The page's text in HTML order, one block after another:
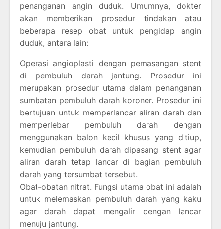
penanganan angin duduk. Umumnya, dokter
akan memberikan prosedur tindakan atau
beberapa resep obat untuk pengidap angin
duduk, antara lain:
Operasi angioplasti dengan pemasangan stent
di pembuluh darah jantung. Prosedur ini
merupakan prosedur utama dalam penanganan
sumbatan pembuluh darah koroner. Prosedur ini
bertujuan untuk memperlancar aliran darah dan
memperlebar pembuluh darah dengan
menggunakan balon kecil khusus yang ditiup,
kemudian pembuluh darah dipasang stent agar
aliran darah tetap lancar di bagian pembuluh
darah yang tersumbat tersebut.
Obat-obatan nitrat. Fungsi utama obat ini adalah
untuk melemaskan pembuluh darah yang kaku
agar darah dapat mengalir dengan lancar
menuju jantung.